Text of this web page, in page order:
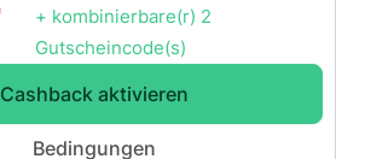
+ kombinierbare(r) 2
Gutscheincode(s)
Cashback aktivieren
Bedingungen